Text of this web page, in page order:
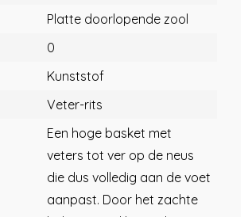
Platte doorlopende zool
0
Kunststof
Veter-rits
Een hoge basket met
veters tot ver op de neus
die dus volledig aan de voet
aanpast. Door het zachte